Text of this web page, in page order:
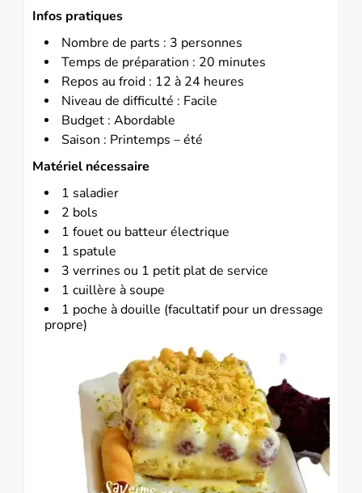
Infos pratiques
Nombre de parts : 3 personnes
Temps de préparation : 20 minutes
Repos au froid : 12 à 24 heures
Niveau de difficulté : Facile
Budget : Abordable
Saison : Printemps – été
Matériel nécessaire
1 saladier
2 bols
1 fouet ou batteur électrique
1 spatule
3 verrines ou 1 petit plat de service
1 cuillère à soupe
1 poche à douille (facultatif pour un dressage
propre)